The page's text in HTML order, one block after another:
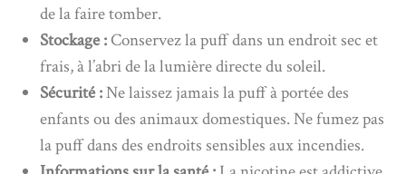
de la faire tomber.
Stockage : Conservez la puff dans un endroit sec et
frais, à l’abri de la lumière directe du soleil.
Sécurité :Ne laissez jamais la puff à portée des
enfants ou des animaux domestiques. Ne fumez pas
la puff dans des endroits sensibles aux incendies.